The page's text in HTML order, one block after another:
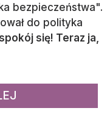
bezpieczeństwa".
do polityka
się! Teraz ja,